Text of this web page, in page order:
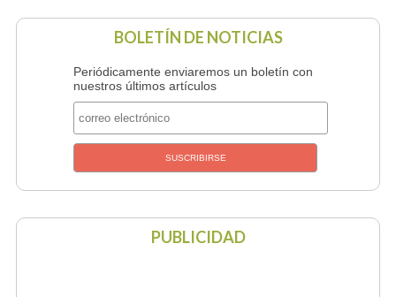
BOLETÍN DE NOTICIAS
Periódicamente enviaremos un boletín con
nuestros últimos artículos
PUBLICIDAD